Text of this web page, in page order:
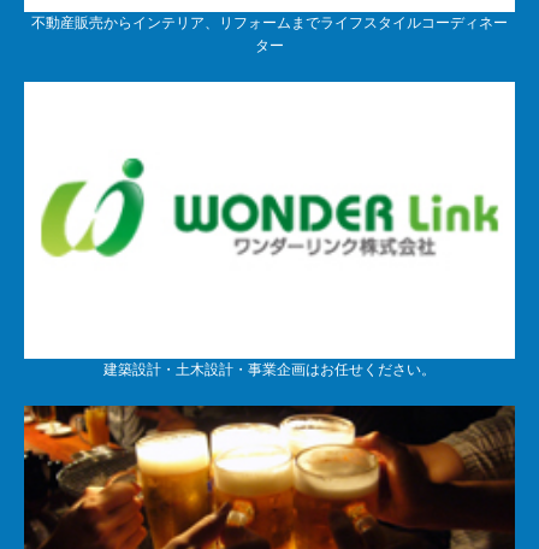
不動産販売からインテリア、リフォームまでライフスタイルコーディネー
ター
建築設計・土木設計・事業企画はお任せください。